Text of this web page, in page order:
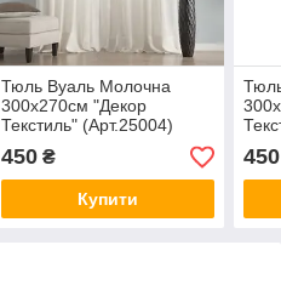
Тюль Вуаль Молочна
300х270см "Декор
Текстиль" (Арт.25004)
450₴
Купити
450